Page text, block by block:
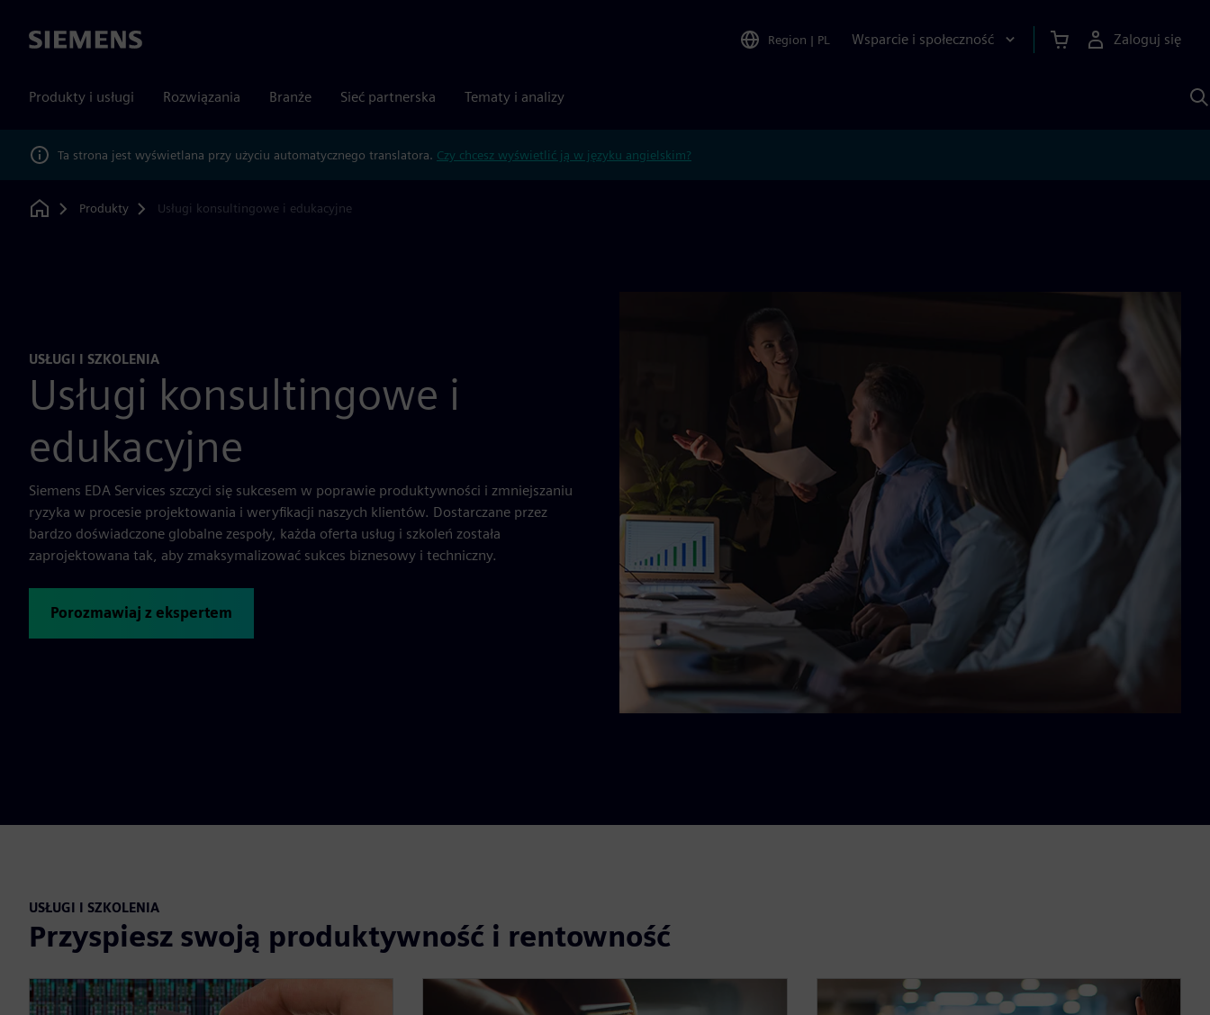
Siemens Region | PL Wsparcie i społeczność Zaloguj się
Produkty i usługi Rozwiązania Branże Sieć partnerska Tematy i analizy
Ta strona jest wyświetlana przy użyciu automatycznego translatora. Czy chcesz wyświetlić ją w języku angielskim?
Home
Produkty Usługi konsultingowe i edukacyjne
USŁUGI I SZKOLENIA
Usługi konsultingowe i
edukacyjne
Siemens EDA Services szczyci się sukcesem w poprawie produktywności i zmniejszaniu
ryzyka w procesie projektowania i weryfikacji naszych klientów. Dostarczane przez
bardzo doświadczone globalne zespoły, każda oferta usług i szkoleń została
zaprojektowana tak, aby zmaksymalizować sukces biznesowy i techniczny.
Porozmawiaj z ekspertem
USŁUGI I SZKOLENIA
Przyspiesz swoją produktywność i rentowność